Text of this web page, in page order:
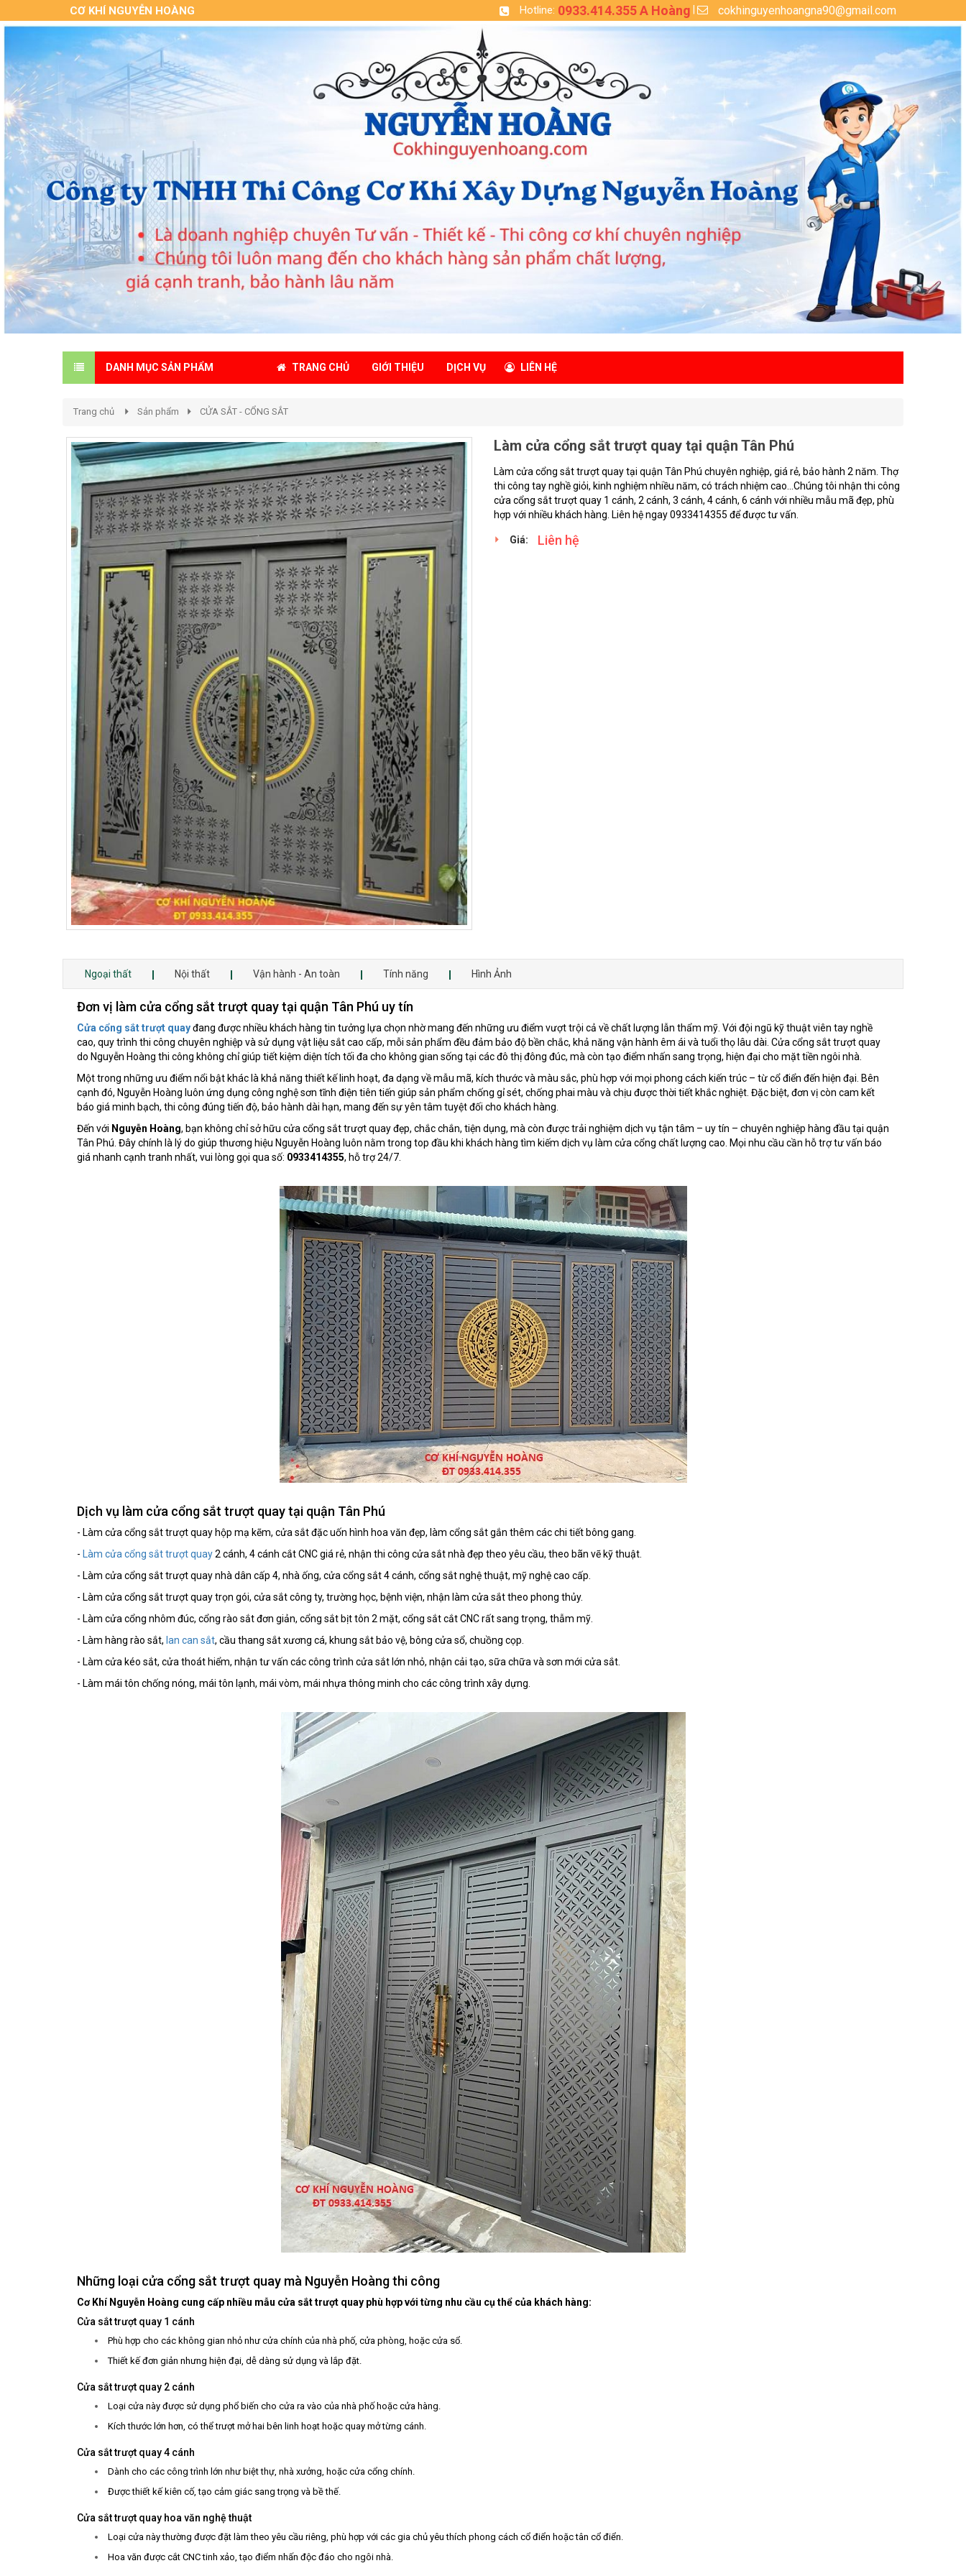
CƠ KHÍ NGUYỄN HOÀNG Hotline: 0933.414.355 A Hoàng cokhinguyenhoangna90@gmail.com
DANH MỤC SẢN PHẨM TRANG CHỦ GIỚI THIỆU DỊCH VỤ LIÊN HỆ
Trang chủ Sản phẩm CỬA SẮT - CỔNG SẮT
Làm cửa cổng sắt trượt quay tại quận Tân Phú
Làm cửa cổng sắt trượt quay tại quận Tân Phú chuyên nghiệp, giá rẻ, bảo hành 2 năm. Thợ
thi công tay nghề giỏi, kinh nghiệm nhiều năm, có trách nhiệm cao…Chúng tôi nhận thi công
cửa cổng sắt trượt quay 1 cánh, 2 cánh, 3 cánh, 4 cánh, 6 cánh với nhiều mẫu mã đẹp, phù
hợp với nhiều khách hàng. Liên hệ ngay 0933414355 để được tư vấn.
Giá: Liên hệ
Ngoại thất Nội thất Vận hành - An toàn Tính năng Hình Ảnh
Đơn vị làm cửa cổng sắt trượt quay tại quận Tân Phú uy tín
Cửa cổng sắt trượt quayđang được nhiều khách hàng tin tưởng lựa chọn nhờ mang đến những ưu điểm vượt trội cả về chất lượng lẫn thẩm mỹ. Với đội ngũ kỹ thuật viên tay nghề
cao, quy trình thi công chuyên nghiệp và sử dụng vật liệu sắt cao cấp, mỗi sản phẩm đều đảm bảo độ bền chắc, khả năng vận hành êm ái và tuổi thọ lâu dài. Cửa cổng sắt trượt quay
do Nguyễn Hoàng thi công không chỉ giúp tiết kiệm diện tích tối đa cho không gian sống tại các đô thị đông đúc, mà còn tạo điểm nhấn sang trọng, hiện đại cho mặt tiền ngôi nhà.
Một trong những ưu điểm nổi bật khác là khả năng thiết kế linh hoạt, đa dạng về mẫu mã, kích thước và màu sắc, phù hợp với mọi phong cách kiến trúc – từ cổ điển đến hiện đại. Bên
cạnh đó, Nguyễn Hoàng luôn ứng dụng công nghệ sơn tĩnh điện tiên tiến giúp sản phẩm chống gỉ sét, chống phai màu và chịu được thời tiết khắc nghiệt. Đặc biệt, đơn vị còn cam kết
báo giá minh bạch, thi công đúng tiến độ, bảo hành dài hạn, mang đến sự yên tâm tuyệt đối cho khách hàng.
Đến với Nguyễn Hoàng, bạn không chỉ sở hữu cửa cổng sắt trượt quay đẹp, chắc chắn, tiện dụng, mà còn được trải nghiệm dịch vụ tận tâm – uy tín – chuyên nghiệp hàng đầu tại quận
Tân Phú. Đây chính là lý do giúp thương hiệu Nguyễn Hoàng luôn nằm trong top đầu khi khách hàng tìm kiếm dịch vụ làm cửa cổng chất lượng cao. Mọi nhu cầu cần hỗ trợ tư vấn báo
giá nhanh cạnh tranh nhất, vui lòng gọi qua số: 0933414355, hỗ trợ 24/7.
Dịch vụ làm cửa cổng sắt trượt quay tại quận Tân Phú
- Làm cửa cổng sắt trượt quay hộp mạ kẽm, cửa sắt đặc uốn hình hoa văn đẹp, làm cổng sắt gắn thêm các chi tiết bông gang.
-
Làm cửa cổng sắt trượt quay2 cánh, 4 cánh cắt CNC giá rẻ, nhận thi công cửa sắt nhà đẹp theo yêu cầu, theo bãn vẽ kỹ thuật.
- Làm cửa cổng sắt trượt quay nhà dân cấp 4, nhà ống, cửa cổng sắt 4 cánh, cổng sắt nghệ thuật, mỹ nghệ cao cấp.
- Làm cửa cổng sắt trượt quay trọn gói, cửa sắt công ty, trường học, bệnh viện, nhận làm cửa sắt theo phong thủy.
- Làm cửa cổng nhôm đúc, cổng rào sắt đơn giản, cổng sắt bịt tôn 2 mặt, cổng sắt cắt CNC rất sang trọng, thẫm mỹ.
- Làm hàng rào sắt, lan can sắt, cầu thang sắt xương cá, khung sắt bảo vệ, bông cửa sổ, chuồng cọp.
- Làm cửa kéo sắt, cửa thoát hiểm, nhận tư vấn các công trình cửa sắt lớn nhỏ, nhận cải tạo, sữa chữa và sơn mới cửa sắt.
- Làm mái tôn chống nóng, mái tôn lạnh, mái vòm, mái nhựa thông minh cho các công trình xây dựng.
Những loại cửa cổng sắt trượt quay mà Nguyễn Hoàng thi công
Cơ Khí Nguyễn Hoàng cung cấp nhiều mẫu cửa sắt trượt quay phù hợp với từng nhu cầu cụ thể của khách hàng:
Cửa sắt trượt quay 1 cánh
Phù hợp cho các không gian nhỏ như cửa chính của nhà phố, cửa phòng, hoặc cửa sổ.
Thiết kế đơn giản nhưng hiện đại, dễ dàng sử dụng và lắp đặt.
Cửa sắt trượt quay 2 cánh
Loại cửa này được sử dụng phổ biến cho cửa ra vào của nhà phố hoặc cửa hàng.
Kích thước lớn hơn, có thể trượt mở hai bên linh hoạt hoặc quay mở từng cánh.
Cửa sắt trượt quay 4 cánh
Dành cho các công trình lớn như biệt thự, nhà xưởng, hoặc cửa cổng chính.
Được thiết kế kiên cố, tạo cảm giác sang trọng và bề thế.
Cửa sắt trượt quay hoa văn nghệ thuật
Loại cửa này thường được đặt làm theo yêu cầu riêng, phù hợp với các gia chủ yêu thích phong cách cổ điển hoặc tân cổ điển.
Hoa văn được cắt CNC tinh xảo, tạo điểm nhấn độc đáo cho ngôi nhà.